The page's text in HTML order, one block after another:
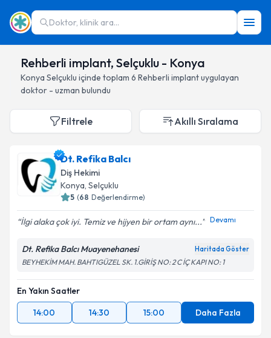
Doktor, klinik ara...
Rehberli implant, Selçuklu - Konya
Konya Selçuklu içinde toplam 6 Rehberli implantuygulayan
doktor - uzman bulundu
Filtrele Akıllı Sıralama
Dt. Refika Balcı
Diş Hekimi
Konya, Selçuklu
5 (68 Değerlendirme)
İlgi alaka çok iyi. Temiz ve hijyen bir ortam aynı... Devamı
Dt. Refika Balcı Muayenehanesi Haritada Göster
BEYHEKİM MAH. BAHTIGÜZEL SK. 1.GİRİŞ NO: 2 C İÇ KAPI NO: 1
En Yakın Saatler
14:00
14:30 15:00 Daha Fazla